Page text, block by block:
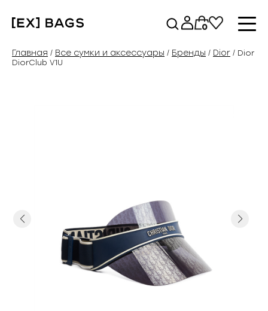
содержимому
0
Главная / Все сумки и аксессуары / Бренды / Dior / Dior
DiorClub V1U
Previous Next